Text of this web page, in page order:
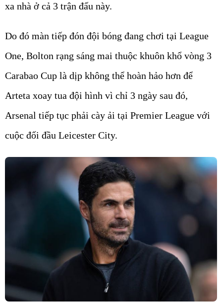
xa nhà ở cả 3 trận đấu này.
Do đó màn tiếp đón đội bóng đang chơi tại League
One, Bolton rạng sáng mai thuộc khuôn khổ vòng 3
Carabao Cup là dịp không thể hoàn hảo hơn để
Arteta xoay tua đội hình vì chỉ 3 ngày sau đó,
Arsenal tiếp tục phải cày ải tại Premier League với
cuộc đối đầu Leicester City.